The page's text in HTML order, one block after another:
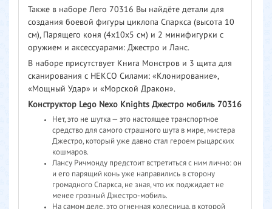
Также в наборе Лего 70316 Вы найдёте детали для
создания боевой фигуры циклопа Спаркса (высота 10
см), Парящего коня (4х10х5 см) и 2 минифигурки с
оружием и аксессуарами: Джестро и Ланс.
В наборе присутствует Книга Монстров и 3 щита для
сканирования с НЕКСО Силами: «Клонирование»,
«Мощный Удар» и «Морской Дракон».
Конструктор Lego Nexo Knights Джестро мобиль 70316
Нет, это не шутка — это настоящее транспортное
средство для самого страшного шута в мире, мистера
Джестро, который уже давно стал героем рыцарских
кошмаров.
Лансу Ричмонду предстоит встретиться с ним лично: он
и его парящий конь уже направились в сторону
громадного Спаркса, не зная, что их поджидает не
менее грозный Джестро-мобиль.
На самом деле, это огненная колесница, в которой